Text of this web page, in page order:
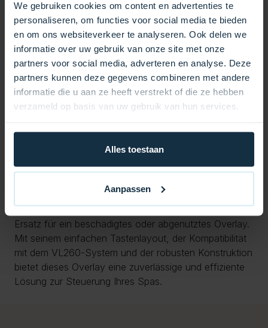
We gebruiken cookies om content en advertenties te
personaliseren, om functies voor social media te bieden
en om ons websiteverkeer te analyseren. Ook delen we
informatie over uw gebruik van onze site met onze
partners voor social media, adverteren en analyse. Deze
partners kunnen deze gegevens combineren met andere
informatie die u aan ze heeft verstrekt of die ze hebben
verzameld op basis van uw gebruik van hun services.
Alles toestaan
Aanpassen
und ist ideal für Spa-Systeme mit 1 Pumpe ohne
Gebläse.
Hauptmerkmale:
Anzahl der Tasten: 3 Tasten: Düsen, Temperatur und
Licht.
Abmessungen: 169 mm lang und 48 mm hoch.
Kompatibilität: Entwickelt für das Topside-
Anwendung: Geeignet für Spa-Systeme mit 1 Pumpe
ohne Gebläse.
eine lange Lebensdauer.
Das VL260 Overlay (3) 1p ohne Luft ist ein idealer
Ersatz für ein beschädigtes oder abgenutztes Overlay.
Mit seinem einfachen Tastenlayout, der Kompatibilität
mit dem VL260-System und der robusten Konstruktion
bietet dieses Overlay eine zuverlässige und effiziente
Lösung zur Steuerung Ihres Spas.